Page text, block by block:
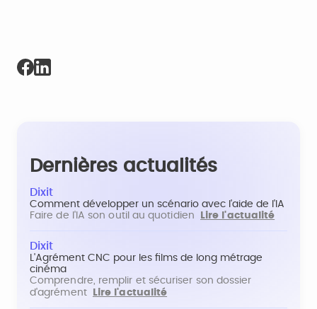
Dernières actualités
Dixit
Comment développer un scénario avec l'aide de l'IA
Faire de l'IA son outil au quotidien
Lire l'actualité
Dixit
L'Agrément CNC pour les films de long métrage
cinéma
Comprendre, remplir et sécuriser son dossier
d'agrément
Lire l'actualité